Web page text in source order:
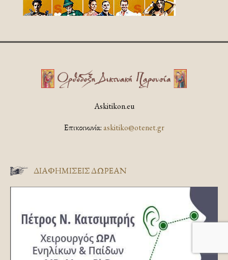
Askitikon.eu
Επικοινωνία:askitiko@otenet.gr
ΔΙΑΦΗΜΊΣΕΙΣ ΔΩΡΕΆΝ